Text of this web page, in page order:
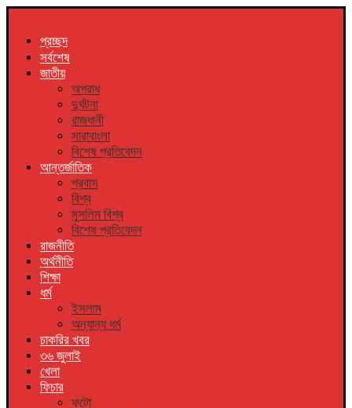
প্রচ্ছদ
সর্বশেষ
জাতীয়
অপরাধ
দুর্ঘটনা
রাজধানী
সারাবাংলা
বিশেষ প্রতিবেদন
আন্তর্জাতিক
প্রবাস
বিশ্ব
মুসলিম বিশ্ব
বিশেষ প্রতিবেদন
রাজনীতি
অর্থনীতি
শিক্ষা
ধর্ম
ইসলাম
অন্যান্য ধর্ম
চাকরির খবর
৩৬ জুলাই
খেলা
ফিচার
ফটো